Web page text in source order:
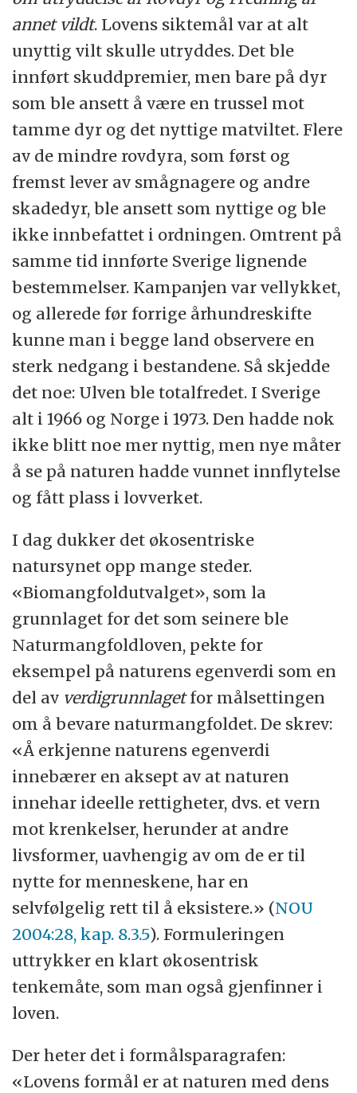
annet vildt. Lovens siktemål var at alt
unyttig vilt skulle utryddes. Det ble
innført skuddpremier, men bare på dyr
som ble ansett å være en trussel mot
tamme dyr og det nyttige matviltet. Flere
av de mindre rovdyra, som først og
fremst lever av smågnagere og andre
skadedyr, ble ansett som nyttige og ble
ikke innbefattet i ordningen. Omtrent på
samme tid innførte Sverige lignende
bestemmelser. Kampanjen var vellykket,
og allerede før forrige århundreskifte
kunne man i begge land observere en
sterk nedgang i bestandene. Så skjedde
det noe: Ulven ble totalfredet. I Sverige
alt i 1966 og Norge i 1973. Den hadde nok
ikke blitt noe mer nyttig, men nye måter
å se på naturen hadde vunnet innflytelse
og fått plass i lovverket.
I dag dukker det økosentriske
natursynet opp mange steder.
«Biomangfoldutvalget», som la
grunnlaget for det som seinere ble
Naturmangfoldloven, pekte for
eksempel på naturens egenverdi som en
del av verdigrunnlagetfor målsettingen
om å bevare naturmangfoldet. De skrev:
«Å erkjenne naturens egenverdi
innebærer en aksept av at naturen
innehar ideelle rettigheter, dvs. et vern
mot krenkelser, herunder at andre
livsformer, uavhengig av om de er til
nytte for menneskene, har en
selvfølgelig rett til å eksistere.» (NOU
2004:28, kap. 8.3.5). Formuleringen
uttrykker en klart økosentrisk
tenkemåte, som man også gjenfinner i
loven.
Der heter det i formålsparagrafen:
«Lovens formål er at naturen med dens